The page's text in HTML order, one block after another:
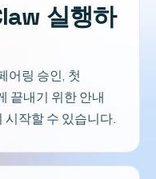
실행하
어링 승인, 첫
끝내기 위한 안내
시작할 수 있습니다.